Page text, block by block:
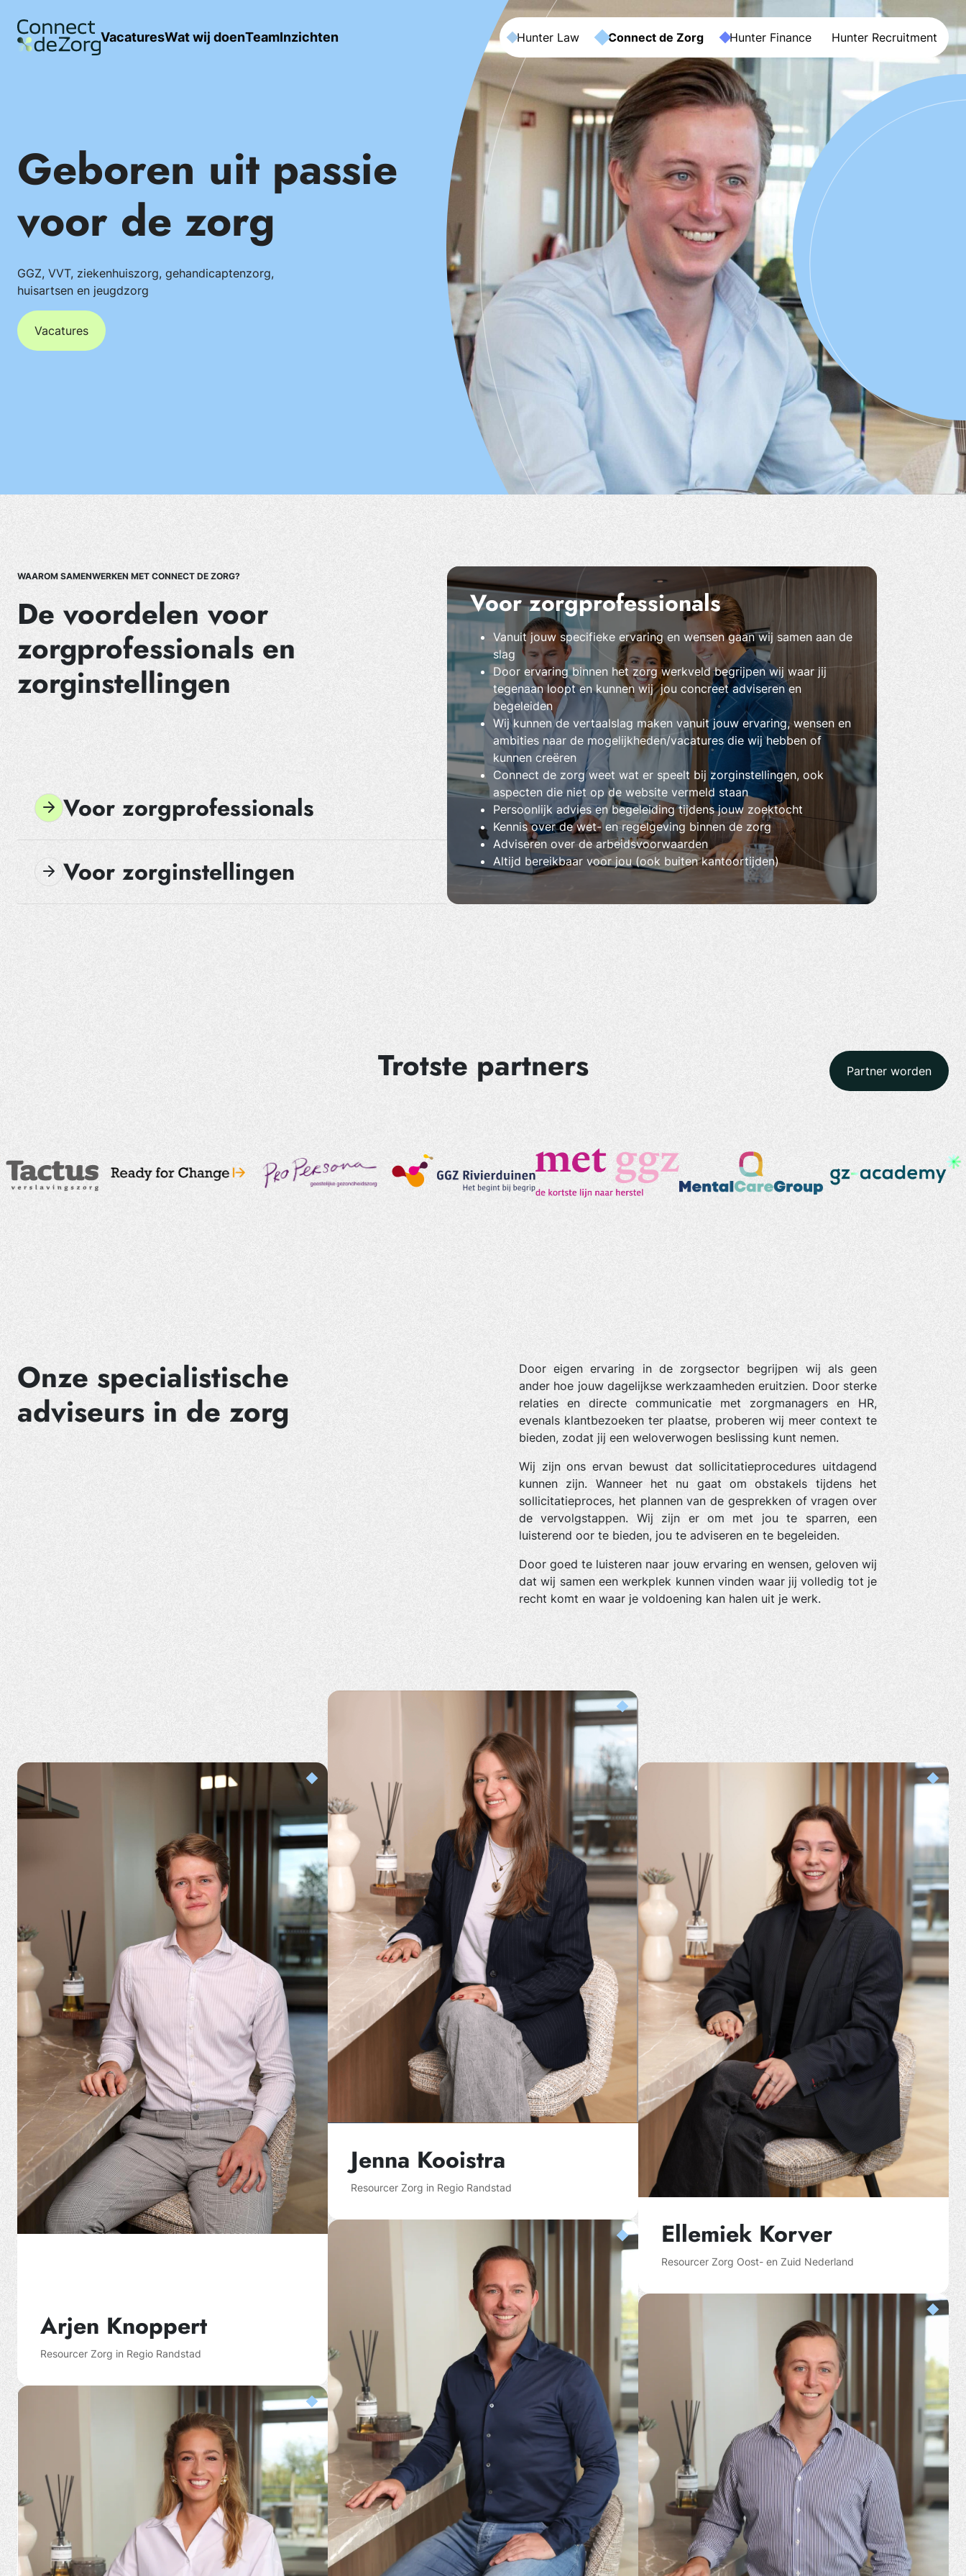
VacaturesWat wij doenTeamInzichten Hunter Law Connect de Zorg Hunter Finance Hunter Recruitment
Geboren uit passie
voor de zorg
GGZ, VVT, ziekenhuiszorg, gehandicaptenzorg,
huisartsen en jeugdzorg
Vacatures
WAAROM SAMENWERKEN MET CONNECT DE ZORG?
De voordelen voor
zorgprofessionals en
zorginstellingen
Voor zorgprofessionals
Voor zorginstellingen
Voor zorgprofessionals
Vanuit jouw specifieke ervaring en wensen gaan wij samen aan de
slag
Door ervaring binnen het zorg werkveld begrijpen wij waar jij
tegenaan loopt en kunnen wij jou concreet adviseren en
begeleiden
Wij kunnen de vertaalslag maken vanuit jouw ervaring, wensen en
ambities naar de mogelijkheden/vacatures die wij hebben of
kunnen creëren
Connect de zorg weet wat er speelt bij zorginstellingen, ook
aspecten die niet op de website vermeld staan
Persoonlijk advies en begeleiding tijdens jouw zoektocht
Kennis over de wet- en regelgeving binnen de zorg
Adviseren over de arbeidsvoorwaarden
Altijd bereikbaar voor jou (ook buiten kantoortijden)
Trotste partners Partner worden
Onze specialistische
adviseurs in de zorg
Door eigen ervaring in de zorgsector begrijpen wij als geen
ander hoe jouw dagelijkse werkzaamheden eruitzien. Door sterke
relaties en directe communicatie met zorgmanagers en HR,
evenals klantbezoeken ter plaatse, proberen wij meer context te
bieden, zodat jij een weloverwogen beslissing kunt nemen.
Wij zijn ons ervan bewust dat sollicitatieprocedures uitdagend
kunnen zijn. Wanneer het nu gaat om obstakels tijdens het
sollicitatieproces, het plannen van de gesprekken of vragen over
de vervolgstappen. Wij zijn er om met jou te sparren, een
luisterend oor te bieden, jou te adviseren en te begeleiden.
Door goed te luisteren naar jouw ervaring en wensen, geloven wij
dat wij samen een werkplek kunnen vinden waar jij volledig tot je
recht komt en waar je voldoening kan halen uit je werk.
Arjen Knoppert
Resourcer Zorg in Regio Randstad
Jenna Kooistra
Resourcer Zorg in Regio Randstad
Ellemiek Korver
Resourcer Zorg Oost- en Zuid Nederland